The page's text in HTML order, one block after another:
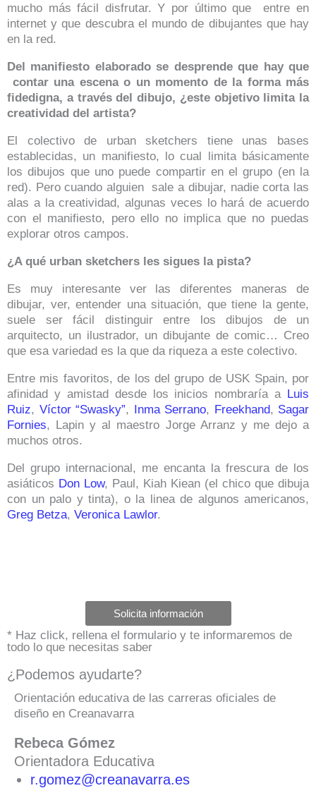
mucho más fácil disfrutar. Y por último que entre en
internet y que descubra el mundo de dibujantes que hay
en la red.
Del manifiesto elaborado se desprende que hay que
contar una escena o un momento de la forma más
fidedigna, a través del dibujo, ¿este objetivo limita la
creatividad del artista?
El colectivo de urban sketchers tiene unas bases
establecidas, un manifiesto, lo cual limita básicamente
los dibujos que uno puede compartir en el grupo (en la
red). Pero cuando alguien sale a dibujar, nadie corta las
alas a la creatividad, algunas veces lo hará de acuerdo
con el manifiesto, pero ello no implica que no puedas
explorar otros campos.
¿A qué urban sketchers les sigues la pista?
Es muy interesante ver las diferentes maneras de
dibujar, ver, entender una situación, que tiene la gente,
suele ser fácil distinguir entre los dibujos de un
arquitecto, un ilustrador, un dibujante de comic… Creo
que esa variedad es la que da riqueza a este colectivo.
Entre mis favoritos, de los del grupo de USK Spain, por
afinidad y amistad desde los inicios nombraría a Luis
Ruiz, Víctor “Swasky”, Inma Serrano, Freekhand, Sagar
Fornies, Lapin y al maestro Jorge Arranz y me dejo a
muchos otros.
Del grupo internacional, me encanta la frescura de los
asiáticos Don Low, Paul, Kiah Kiean (el chico que dibuja
con un palo y tinta), o la linea de algunos americanos,
Greg Betza, Veronica Lawlor.
Solicita información
* Haz click, rellena el formulario y te informaremos de
todo lo que necesitas saber
¿Podemos ayudarte?
Orientación educativa de las carreras oficiales de
diseño en Creanavarra
Rebeca Gómez
Orientadora Educativa
r.gomez@creanavarra.es